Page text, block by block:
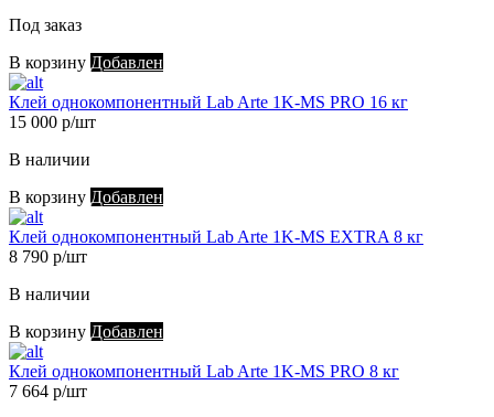
Под заказ
В корзину Добавлен
Клей однокомпонентный Lab Arte 1K-MS PRO 16 кг
15 000 р/шт
В наличии
В корзину Добавлен
Клей однокомпонентный Lab Arte 1K-MS EXTRA 8 кг
8 790 р/шт
В наличии
В корзину Добавлен
Клей однокомпонентный Lab Arte 1K-MS PRO 8 кг
7 664 р/шт